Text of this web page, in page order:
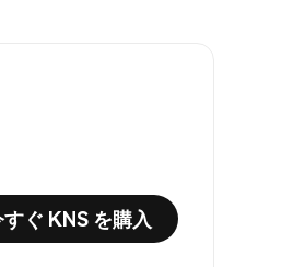
ぐ KNS を購入